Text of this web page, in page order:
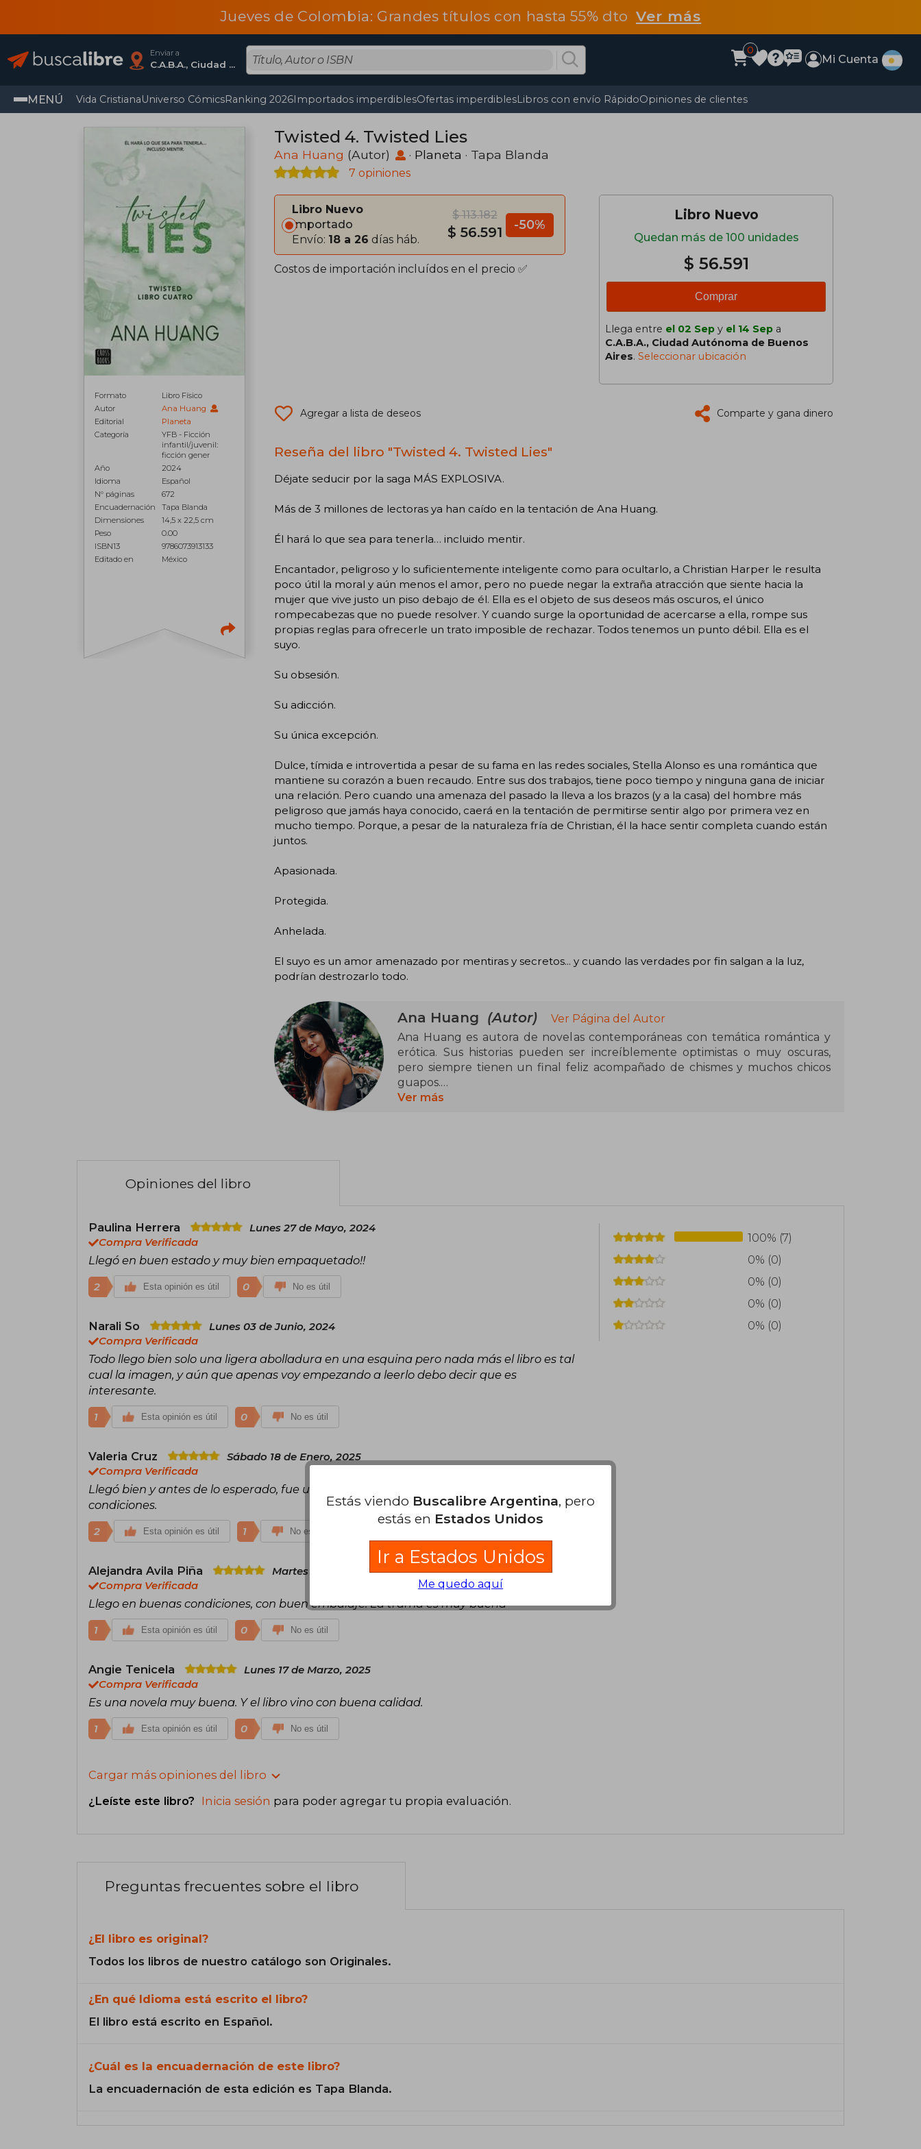
Jueves de Colombia: Grandes títulos con hasta 55% dtoVer más
Enviar a
C.A.B.A., Ciudad Autónoma De Buenos Aires
0
Mi Cuenta
MENÚ Vida CristianaUniverso CómicsRanking 2026Importados imperdiblesOfertas imperdiblesLibros con envío RápidoOpiniones de clientes
Formato
Libro Físico
Autor
Ana Huang
Editorial
Planeta
Categoría
YFB - Ficción
infantil/juvenil:
ficción gener
Año
2024
Idioma
Español
N° páginas
672
Encuadernación
Tapa Blanda
Dimensiones
14,5 x 22,5 cm
Peso
0.00
ISBN13
9786073913133
Editado en
México
Twisted 4. Twisted Lies
Ana Huang (Autor) · Planeta · Tapa Blanda
7 opiniones
Libro Nuevo
Importado
Envío: 18 a 26 días háb.
$ 113.182
$ 56.591 -50%
Costos de importación incluídos en el precio ✅
Libro Nuevo
Quedan más de 100 unidades
$ 56.591
Comprar
Llega entre el 02 Sep y el 14 Sep a
C.A.B.A., Ciudad Autónoma de Buenos
Aires. Seleccionar ubicación
Agregar a lista de deseos Comparte y gana dinero
Reseña del libro "Twisted 4. Twisted Lies"
Déjate seducir por la saga MÁS EXPLOSIVA.
Más de 3 millones de lectoras ya han caído en la tentación de Ana Huang.
Él hará lo que sea para tenerla… incluido mentir.
Encantador, peligroso y lo suficientemente inteligente como para ocultarlo, a Christian Harper le resulta
poco útil la moral y aún menos el amor, pero no puede negar la extraña atracción que siente hacia la
mujer que vive justo un piso debajo de él. Ella es el objeto de sus deseos más oscuros, el único
rompecabezas que no puede resolver. Y cuando surge la oportunidad de acercarse a ella, rompe sus
propias reglas para ofrecerle un trato imposible de rechazar. Todos tenemos un punto débil. Ella es el
suyo.
Su obsesión.
Su adicción.
Su única excepción.
Dulce, tímida e introvertida a pesar de su fama en las redes sociales, Stella Alonso es una romántica que
mantiene su corazón a buen recaudo. Entre sus dos trabajos, tiene poco tiempo y ninguna gana de iniciar
una relación. Pero cuando una amenaza del pasado la lleva a los brazos (y a la casa) del hombre más
peligroso que jamás haya conocido, caerá en la tentación de permitirse sentir algo por primera vez en
mucho tiempo. Porque, a pesar de la naturaleza fría de Christian, él la hace sentir completa cuando están
juntos.
Apasionada.
Protegida.
Anhelada.
El suyo es un amor amenazado por mentiras y secretos... y cuando las verdades por fin salgan a la luz,
podrían destrozarlo todo.
Ana Huang (Autor)
Ver Página del Autor
Ana Huang es autora de novelas contemporáneas con temática romántica y
erótica. Sus historias pueden ser increíblemente optimistas o muy oscuras,
pero siempre tienen un final feliz acompañado de chismes y muchos chicos
guapos.
Ver más
Opiniones del libro
Paulina Herrera
Lunes 27 de Mayo, 2024
Compra Verificada
Llegó en buen estado y muy bien empaquetado!!
2 Esta opinión es útil 0 No es útil
Narali So
Lunes 03 de Junio, 2024
Compra Verificada
Todo llego bien solo una ligera abolladura en una esquina pero nada más el libro es tal
cual la imagen, y aún que apenas voy empezando a leerlo debo decir que es
interesante.
1 Esta opinión es útil 0 No es útil
Valeria Cruz
Sábado 18 de Enero, 2025
Compra Verificada
Llegó bien y antes de lo esperado, fue una entrega rápida y está en buenas
condiciones.
2 Esta opinión es útil 1 No es útil
Alejandra Avila Piña
Martes 21 de Enero, 2025
Compra Verificada
Llego en buenas condiciones, con buen embalaje. La trama es muy buena
1 Esta opinión es útil 0 No es útil
Angie Tenicela
Lunes 17 de Marzo, 2025
Compra Verificada
Es una novela muy buena. Y el libro vino con buena calidad.
1 Esta opinión es útil 0 No es útil
Cargar más opiniones del libro
¿Leíste este libro? Inicia sesión para poder agregar tu propia evaluación.
100% (7)
0% (0)
0% (0)
0% (0)
0% (0)
Preguntas frecuentes sobre el libro
¿El libro es original?
Todos los libros de nuestro catálogo son Originales.
¿En qué Idioma está escrito el libro?
El libro está escrito en Español.
¿Cuál es la encuadernación de este libro?
La encuadernación de esta edición es Tapa Blanda.
Estás viendo Buscalibre Argentina, pero
estás en Estados Unidos
Ir a Estados Unidos
Me quedo aquí